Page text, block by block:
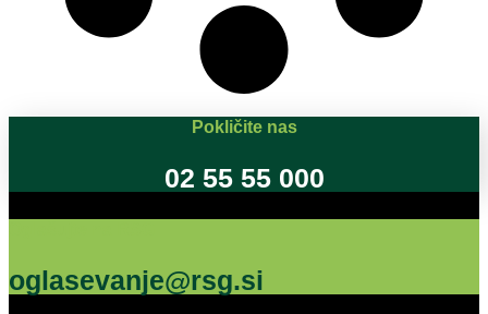
Pokličite nas
02 55 55 000
oglasevanje@rsg.si